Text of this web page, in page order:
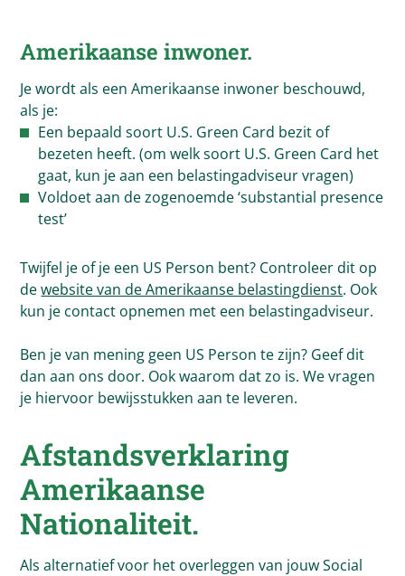
Amerikaanse inwoner.
Je wordt als een Amerikaanse inwoner beschouwd,
als je:
Een bepaald soort U.S. Green Card bezit of
bezeten heeft. (om welk soort U.S. Green Card het
gaat, kun je aan een belastingadviseur vragen)
Voldoet aan de zogenoemde ‘substantial presence
test’
Twijfel je of je een US Person bent? Controleer dit op
dewebsite van de Amerikaanse belastingdienst. Ook
kun je contact opnemen met een belastingadviseur.
Ben je van mening geen US Person te zijn? Geef dit
dan aan ons door. Ook waarom dat zo is. We vragen
je hiervoor bewijsstukken aan te leveren.
Afstandsverklaring
Amerikaanse
Nationaliteit.
Als alternatief voor het overleggen van jouw Social